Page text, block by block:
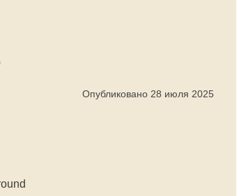
Опубликовано 28 июля 2025